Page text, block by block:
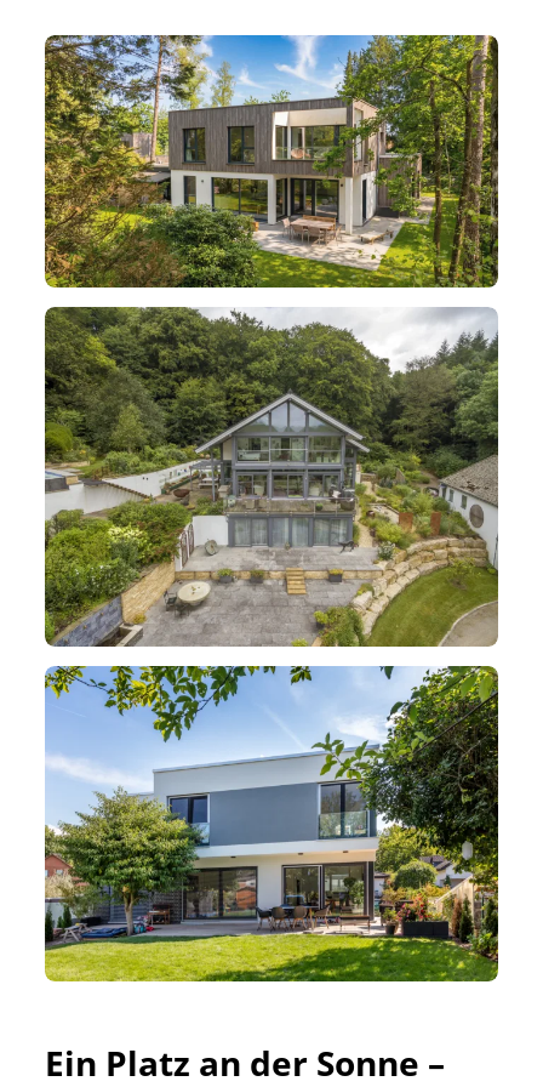
Ein Platz an der Sonne –